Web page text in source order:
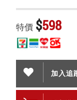
特價 $598
加入追